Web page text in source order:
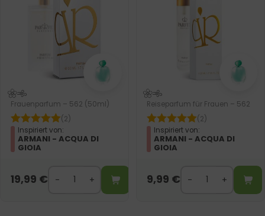
Frauenparfum – 562 (50ml)
(2)
Inspiriert von:
ARMANI - ACQUA DI
GIOIA
19,99 €
Reiseparfum für Frauen – 562
(2)
Inspiriert von:
ARMANI - ACQUA DI
GIOIA
9,99 €